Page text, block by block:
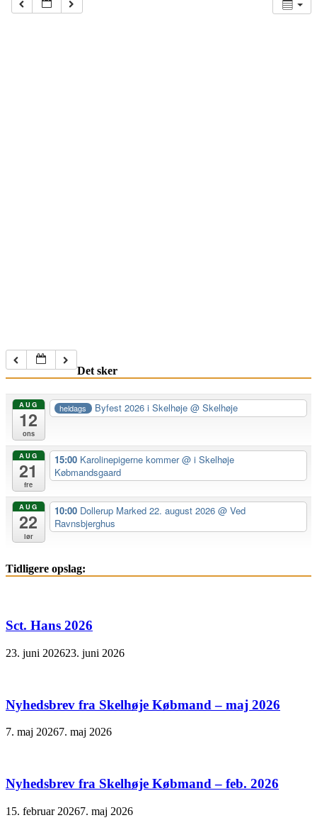
Det sker
AUG
12
ons
heldags Byfest 2026 i Skelhøje@ Skelhøje
AUG
21
fre
15:00 Karolinepigerne kommer@ i Skelhøje
Købmandsgaard
AUG
22
lør
10:00 Dollerup Marked 22. august 2026 @ Ved
Ravnsbjerghus
Tidligere opslag:
Sct. Hans 2026
23. juni 202623. juni 2026
Nyhedsbrev fra Skelhøje Købmand – maj 2026
7. maj 20267. maj 2026
Nyhedsbrev fra Skelhøje Købmand – feb. 2026
15. februar 20267. maj 2026